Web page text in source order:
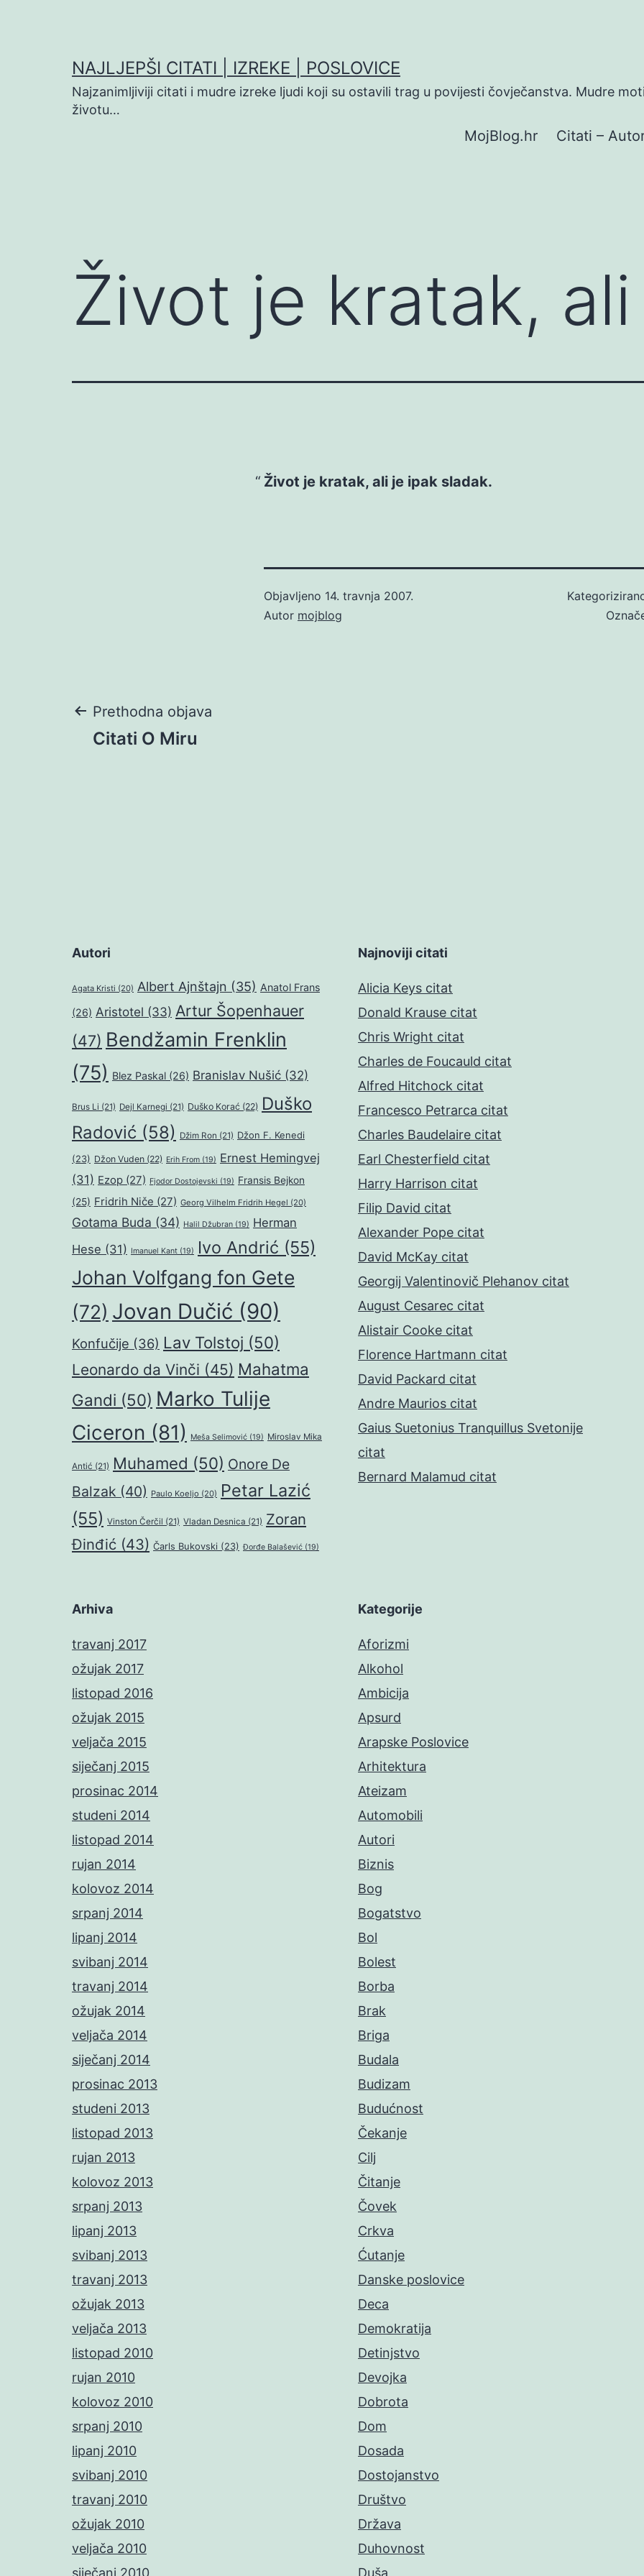
NAJLJEPŠI CITATI | IZREKE | POSLOVICE
Najzanimljiviji citati i mudre izreke ljudi koji su ostavili trag u povijesti čovječanstva. Mudre
životu…
MojBlog.hr Citati –
Život je kratak,
Život je kratak, ali je ipak sladak.
Objavljeno 14. travnja 2007.
Autor mojblog
Navigacija
Prethodna objava
Citati O Miru
Autori
Agata Kristi (20) Albert Ajnštajn (35) Anatol Frans
(26) Aristotel (33) Artur Šopenhauer
(47) Bendžamin Frenklin
(75) Blez Paskal (26) Branislav Nušić (32)
Brus Li (21) Dejl Karnegi (21) Duško Korać (22) Duško
Radović (58) Džim Ron (21) Džon F. Kenedi
(23) Džon Vuden (22) Erih From (19) Ernest Hemingvej
(31) Ezop (27) Fjodor Dostojevski (19) Fransis Bejkon
(25) Fridrih Niče (27) Georg Vilhelm Fridrih Hegel (20)
Gotama Buda (34) Halil Džubran (19) Herman
Hese (31) Imanuel Kant (19) Ivo Andrić (55)
Johan Volfgang fon Gete
(72) Jovan Dučić (90)
Konfučije (36) Lav Tolstoj (50)
Leonardo da Vinči (45) Mahatma
Gandi (50) Marko Tulije
Ciceron (81) Meša Selimović (19) Miroslav Mika
Antić (21) Muhamed (50) Onore De
Balzak (40) Paulo Koeljo (20) Petar Lazić
(55) Vinston Čerčil (21) Vladan Desnica (21) Zoran
Đinđić (43) Čarls Bukovski (23) Đorđe Balašević (19)
Najnoviji citati
Alicia Keys citat
Donald Krause citat
Chris Wright citat
Charles de Foucauld citat
Alfred Hitchock citat
Francesco Petrarca citat
Charles Baudelaire citat
Earl Chesterfield citat
Harry Harrison citat
Filip David citat
Alexander Pope citat
David McKay citat
Georgij Valentinovič Plehanov citat
August Cesarec citat
Alistair Cooke citat
Florence Hartmann citat
David Packard citat
Andre Maurios citat
Gaius Suetonius Tranquillus Svetonije
citat
Bernard Malamud citat
Arhiva
travanj 2017
ožujak 2017
listopad 2016
ožujak 2015
veljača 2015
siječanj 2015
prosinac 2014
studeni 2014
listopad 2014
rujan 2014
kolovoz 2014
srpanj 2014
lipanj 2014
svibanj 2014
travanj 2014
ožujak 2014
veljača 2014
siječanj 2014
prosinac 2013
studeni 2013
listopad 2013
rujan 2013
kolovoz 2013
srpanj 2013
lipanj 2013
svibanj 2013
travanj 2013
ožujak 2013
veljača 2013
listopad 2010
rujan 2010
kolovoz 2010
srpanj 2010
lipanj 2010
svibanj 2010
travanj 2010
ožujak 2010
veljača 2010
siječanj 2010
Kategorije
Aforizmi
Alkohol
Ambicija
Apsurd
Arapske Poslovice
Arhitektura
Ateizam
Automobili
Autori
Biznis
Bog
Bogatstvo
Bol
Bolest
Borba
Brak
Briga
Budala
Budizam
Budućnost
Čekanje
Cilj
Čitanje
Čovek
Crkva
Ćutanje
Danske poslovice
Deca
Demokratija
Detinjstvo
Devojka
Dobrota
Dom
Dosada
Dostojanstvo
Društvo
Država
Duhovnost
Duša